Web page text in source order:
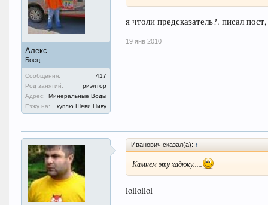
Алекс
Боец
Сообщения:
417
Род занятий:
риэлтор
Адрес:
Минеральные Воды
Езжу на:
куплю Шеви Ниву
я чтоли предсказатель?. писал
19 янв 2010
Иванович сказал(а): ↑
Камнем эту хадюку.....
lollollol